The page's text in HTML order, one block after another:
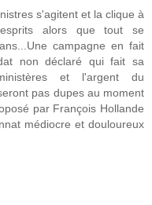
s'agitent et la clique à
alors que tout se
campagne en fait
non déclaré qui fait sa
et l'argent du
pas dupes au moment
par François Hollande
médiocre et douloureux